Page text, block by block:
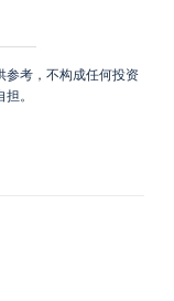
参考，不构成任何投资
。